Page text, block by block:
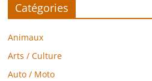
Catégories
Animaux
Arts / Culture
Auto / Moto